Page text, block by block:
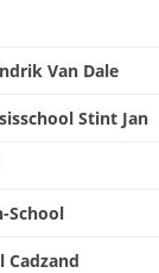
Van Dale
Stint Jan
School
Cadzand